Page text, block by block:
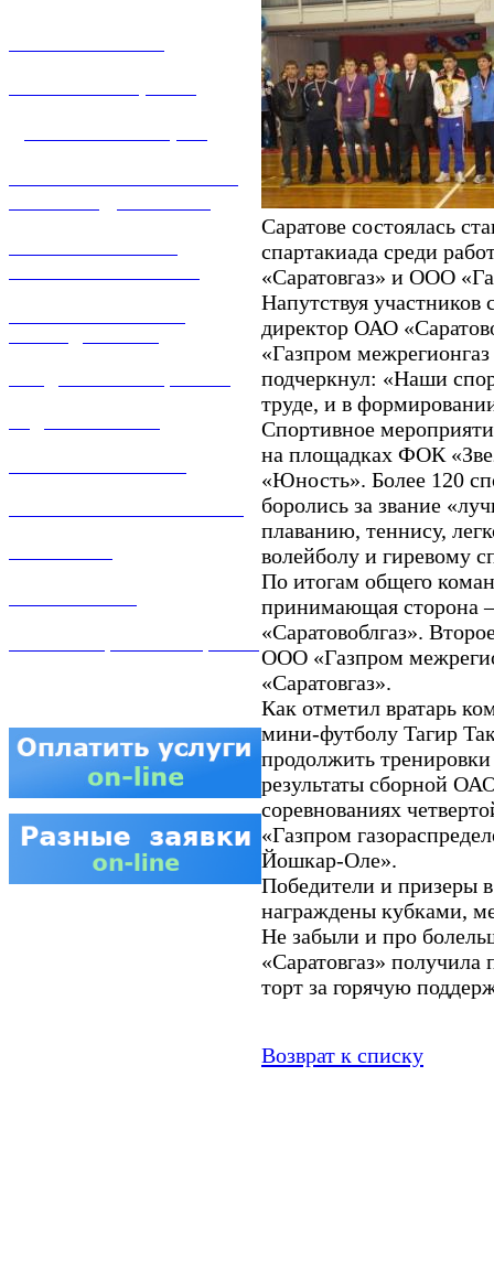
Саратове состоялась
спартакиада среди
«Саратовгаз» и ООО
Напутствуя участников
директор ОАО
«Газпром
подчеркнул: «Наши
труде, и в
Спортивное
на площадках ФОК
«Юность». Более 120
боролись за звание
плаванию, теннису,
волейболу и гиревому
По итогам общего
принимающая сторона
«Саратовоблгаз».
ООО «Газпром
«Саратовгаз».
Как отметил вратарь
мини-футболу Тагир
продолжить
результаты сборной
соревнованиях
«Газпром
Йошкар-Оле».
Победители и призеры
награждены кубками,
Не забыли и про
«Саратовгаз»
торт за горячую
Возврат к списку